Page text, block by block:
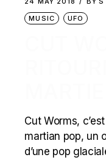
MUSIC
UFO
Cut Worms,
martian pop, un
d’une pop